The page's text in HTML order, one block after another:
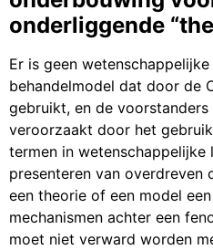
onderliggende
Er is geen
behandelmodel dat door de
gebruikt, en de
veroorzaakt door het
termen in
presenteren van overdreven
een theorie of een model
mechanismen achter een
moet niet verward worden